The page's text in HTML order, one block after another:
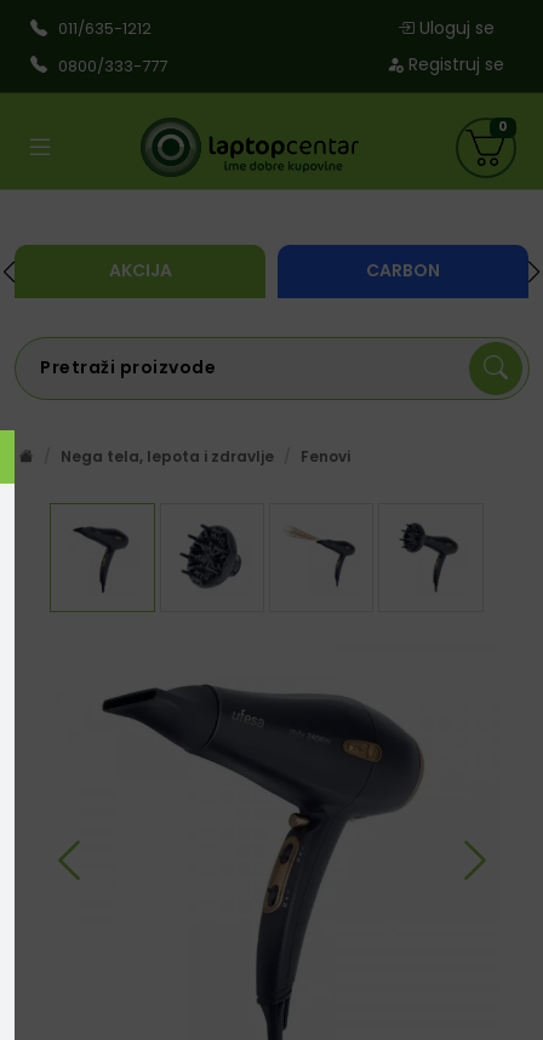
011/635-1212
0800/333-777
Uloguj se
Registruj se
AKCIJA CARBON
0
Nega tela, lepota i zdravlje Fenovi